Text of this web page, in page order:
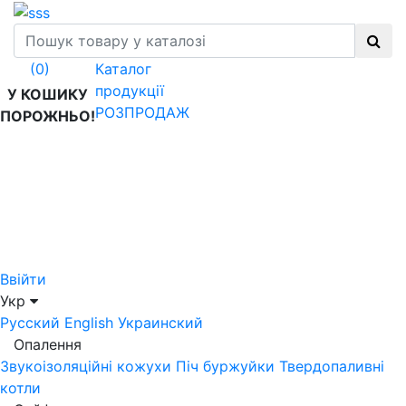
(0)
У КОШИКУ
ПОРОЖНЬО!
Каталог
продукції
РОЗПРОДАЖ
Ввійти
Укр
Русский English Украинский
Опалення
Звукоізоляційні кожухи Піч буржуйки Твердопаливні
котли